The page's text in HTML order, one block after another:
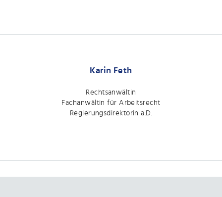
Karin Feth
Rechtsanwältin
Fachanwältin für Arbeitsrecht
Regierungsdirektorin a.D.